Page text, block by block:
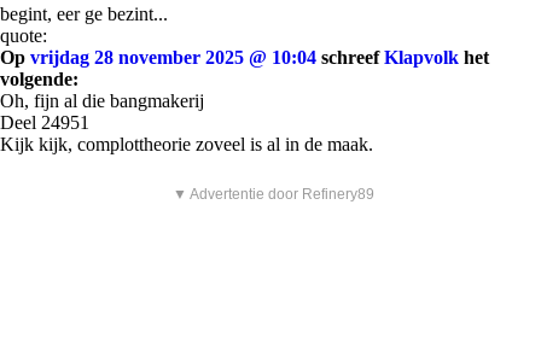
begint, eer ge bezint...
quote:
Op vrijdag 28 november 2025 @ 10:04 schreefKlapvolk het
volgende:
Oh, fijn al die bangmakerij
Deel 24951
Kijk kijk, complottheorie zoveel is al in de maak.
▼ Advertentie door Refinery89